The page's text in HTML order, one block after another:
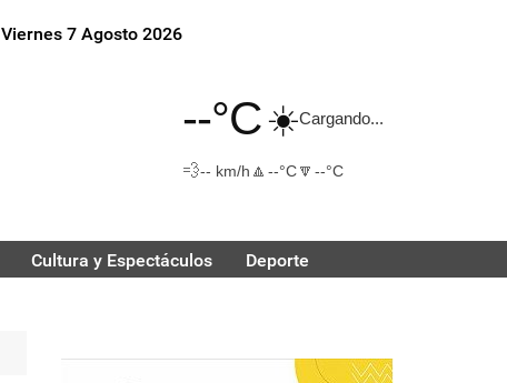
Viernes 7 Agosto 2026
--°C☀️Cargando...
💨-- km/h 🔼 --°C🔽 --°C
Cultura y Espectáculos Deporte